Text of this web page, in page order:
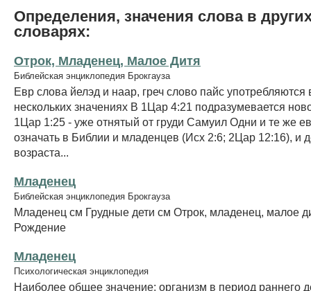
Определения, значения слова в
словарях:
Отрок, Младенец, Малое Дитя
Библейская энциклопедия Брокгауза
Евр слова йелэд и наар, греч слово пайс употребляются
нескольких значениях В 1Цар 4:21 подразумевается
1Цар 1:25 - уже отнятый от груди Самуил Одни и те же
означать в Библии и младенцев (Исх 2:6; 2Цар 12:16), и
возраста...
Младенец
Библейская энциклопедия Брокгауза
Младенец см Грудные дети см Отрок, младенец, малое
Рождение
Младенец
Психологическая энциклопедия
Наиболее общее значение: организм в период раннего